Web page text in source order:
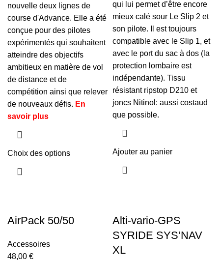
nouvelle deux lignes de
course d'Advance. Elle a été
conçue pour des pilotes
expérimentés qui souhaitent
atteindre des objectifs
ambitieux en matière de vol
de distance et de
compétition ainsi que relever
de nouveaux défis. En
savoir plus
Choix des options
qui lui permet d’être encore
mieux calé sour Le Slip 2 et
son pilote. Il est toujours
compatible avec le Slip 1, et
avec le port du sac à dos (la
protection lombaire est
indépendante). Tissu
résistant ripstop D210 et
joncs Nitinol: aussi costaud
que possible.
Ajouter au panier
AirPack 50/50
Accessoires
48,00 €
Alti-vario-GPS
SYRIDE SYS’NAV
XL